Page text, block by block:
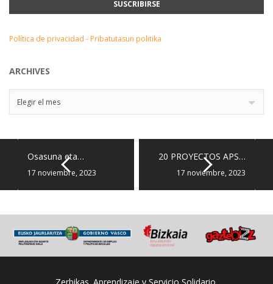
Política de privacidad - Pribatutasun politika
ARCHIVES
Elegir el mes
Osasuna eta…
17 noviembre, 2023
20 PROYECTOS APS…
17 noviembre, 2023